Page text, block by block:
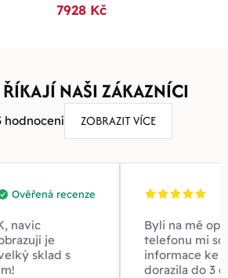
7928 Kč
NAŠI ZÁKAZNÍCI
hodnocení ZOBRAZIT VÍCE
Ověřená recenze
navíc
je
sklad s
Byli na mě
telefonu mi
informace ke
dorazila do 3